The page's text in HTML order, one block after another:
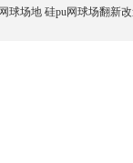
网球场地 硅pu网球场翻新